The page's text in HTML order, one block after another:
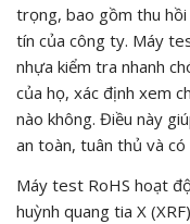
trọng, bao gồm thu
tín của công ty. Máy
nhựa kiểm tra nhanh
của họ, xác định xem
nào không. Điều này
an toàn, tuân thủ và
Máy test RoHS hoạt
huỳnh quang tia X